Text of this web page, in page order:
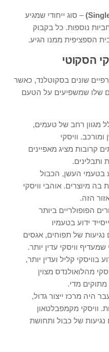
– סוג ייחודי שמגיע
נוספות. כל בקבוק
הספציפית ממנו הגיע.
הסקוטי
שונים בסקוטלנד, כאשר
שלו שמשפיעים על הטעם
מגוון רחב של טעמים,
וויסקי
קרובות מציג מאפיינים
ותבלינים.
בטעמי העשן, הכבול
מיוצרים. אוהבי וויסקי
הזה.
הפופולריים ביותר
ידוע בטעמיו
נגיעות של תפוחים, אגסים
וויסקי עדין יותר.
בוויסקי קליל ועדין יותר,
מהלואולנדס מצוין
מדי.
היה מרכז ייצור גדול,
וויסקי מקמפבלטאון
נגיעות של כבול ותחושת